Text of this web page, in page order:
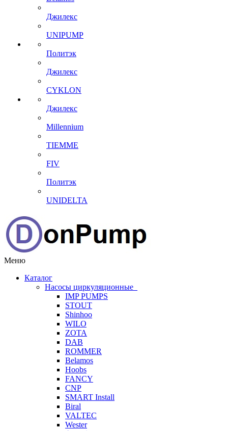
Джилекс
UNIPUMP
Политэк
Джилекс
CYKLON
Джилекс
Millennium
TIEMME
FIV
Политэк
UNIDELTA
Меню
Каталог
Насосы циркуляционные
IMP PUMPS
STOUT
Shinhoo
WILO
ZOTA
DAB
ROMMER
Belamos
Hoobs
FANCY
CNP
SMART Install
Biral
VALTEC
Wester